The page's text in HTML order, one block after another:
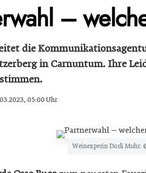
–
die
in Carnuntum. Ihre
05:00 Uhr
Weinexperin Dorli Muhr.